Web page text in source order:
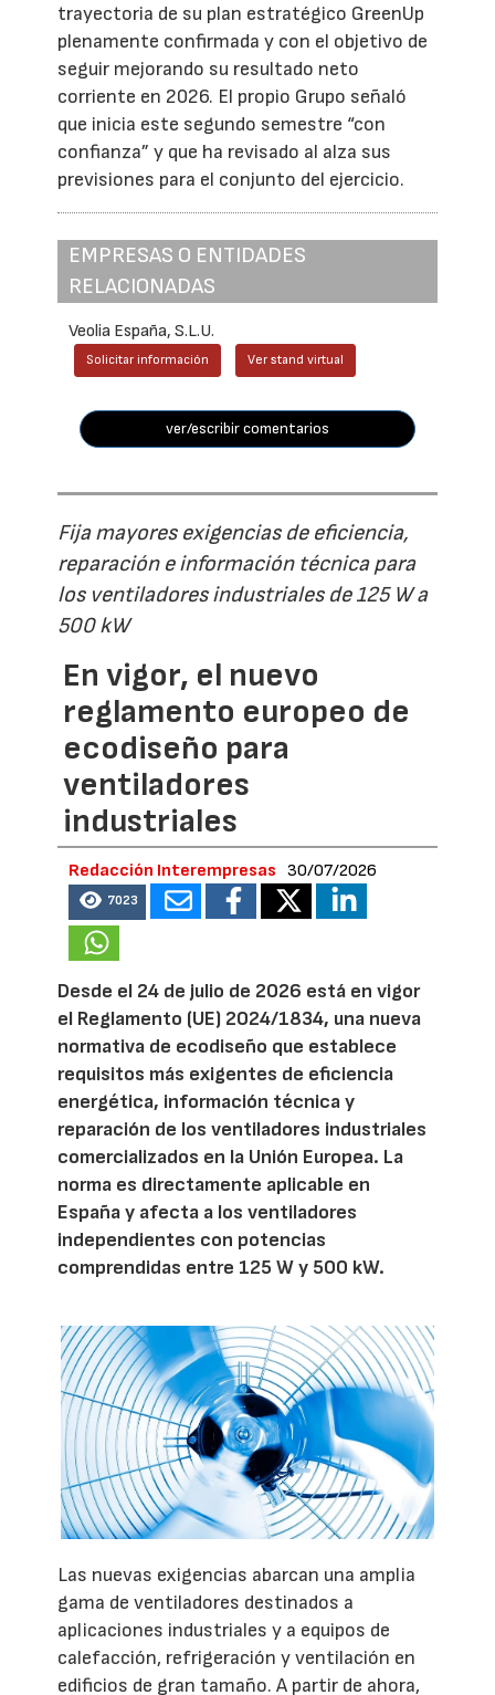
trayectoria de su plan estratégico GreenUp
plenamente confirmada y con el objetivo de
seguir mejorando su resultado neto
corriente en 2026. El propio Grupo señaló
que inicia este segundo semestre “con
confianza” y que ha revisado al alza sus
previsiones para el conjunto del ejercicio.
EMPRESAS O ENTIDADES
RELACIONADAS
Veolia España, S.L.U.
Solicitar información Ver stand virtual
ver/escribir comentarios
Fija mayores exigencias de eficiencia,
reparación e información técnica para
los ventiladores industriales de 125 W a
500 kW
En vigor, el nuevo
reglamento europeo de
ecodiseño para
ventiladores
industriales
Redacción Interempresas 30/07/2026
7023
Desde el 24 de julio de 2026 está en vigor
el Reglamento (UE) 2024/1834, una nueva
normativa de ecodiseño que establece
requisitos más exigentes de eficiencia
energética, información técnica y
reparación de los ventiladores industriales
comercializados en la Unión Europea. La
norma es directamente aplicable en
España y afecta a los ventiladores
independientes con potencias
comprendidas entre 125 W y 500 kW.
Las nuevas exigencias abarcan una amplia
gama de ventiladores destinados a
aplicaciones industriales y a equipos de
calefacción, refrigeración y ventilación en
edificios de gran tamaño. A partir de ahora,